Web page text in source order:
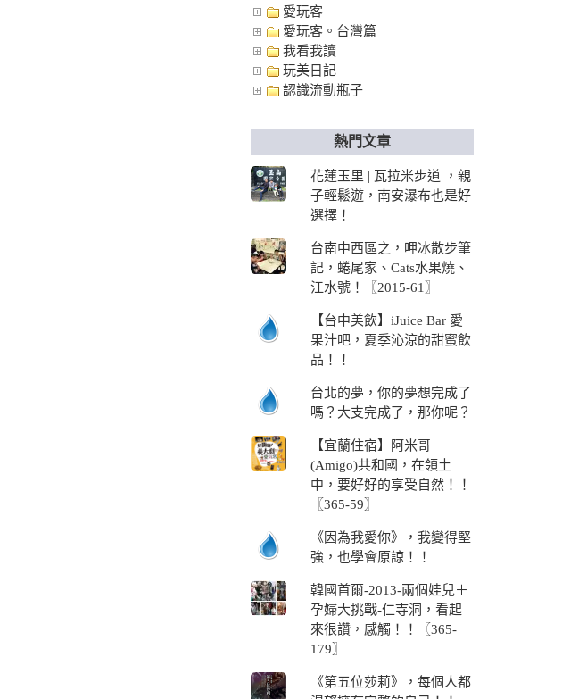
愛玩客
愛玩客。台灣篇
我看我讀
玩美日記
認識流動瓶子
熱門文章
花蓮玉里 | 瓦拉米步道 ，親
子輕鬆遊，南安瀑布也是好
選擇！
台南中西區之，呷冰散步筆
記，蜷尾家、Cats水果燒、
江水號！〖2015-61〗
【台中美飲】iJuice Bar 愛
果汁吧，夏季沁涼的甜蜜飲
品！！
台北的夢，你的夢想完成了
嗎？大支完成了，那你呢？
【宜蘭住宿】阿米哥
(Amigo)共和國，在領土
中，要好好的享受自然！！
〖365-59〗
《因為我愛你》，我變得堅
強，也學會原諒！！
韓國首爾-2013-兩個娃兒＋
孕婦大挑戰-仁寺洞，看起
來很讚，感觸！！〖365-
179〗
《第五位莎莉》，每個人都